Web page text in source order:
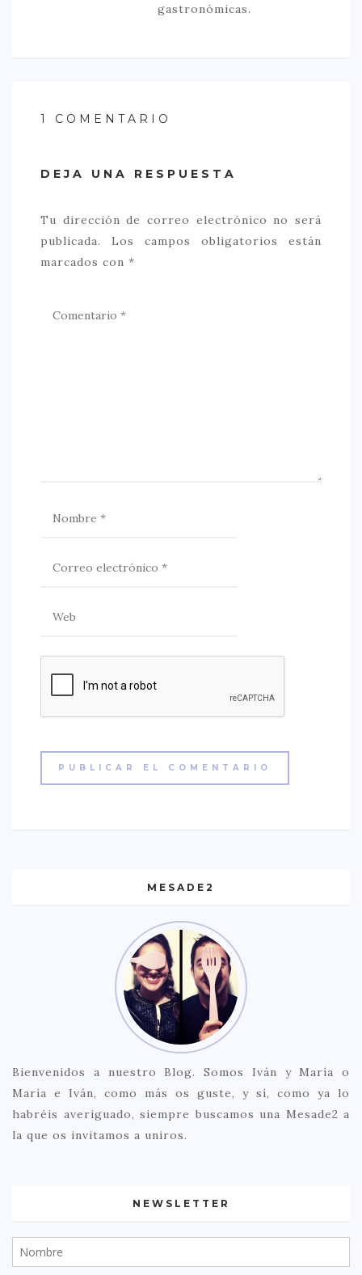
gastronómicas.
1 COMENTARIO
DEJA UNA RESPUESTA
Tu dirección de correo electrónico no será
publicada.
Los campos obligatorios están
marcados con *
MESADE2
Bienvenidos a nuestro Blog. Somos Iván y María o
María e Iván, como más os guste, y sí, como ya lo
habréis averiguado, siempre buscamos una Mesade2 a
la que os invitamos a uniros.
NEWSLETTER